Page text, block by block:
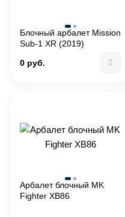
Блочный арбалет Mission
Sub-1 XR (2019)
0 руб.
Арбалет блочный MK
Fighter XB86